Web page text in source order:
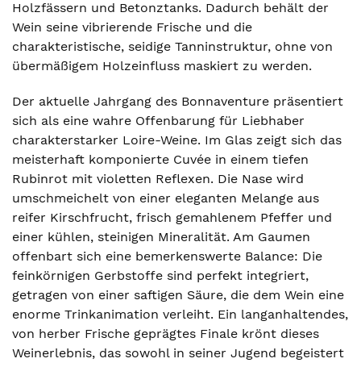
Holzfässern und Betonztanks. Dadurch behält der
Wein seine vibrierende Frische und die
charakteristische, seidige Tanninstruktur, ohne von
übermäßigem Holzeinfluss maskiert zu werden.
Der aktuelle Jahrgang des Bonnaventure präsentiert
sich als eine wahre Offenbarung für Liebhaber
charakterstarker Loire-Weine. Im Glas zeigt sich das
meisterhaft komponierte Cuvée in einem tiefen
Rubinrot mit violetten Reflexen. Die Nase wird
umschmeichelt von einer eleganten Melange aus
reifer Kirschfrucht, frisch gemahlenem Pfeffer und
einer kühlen, steinigen Mineralität. Am Gaumen
offenbart sich eine bemerkenswerte Balance: Die
feinkörnigen Gerbstoffe sind perfekt integriert,
getragen von einer saftigen Säure, die dem Wein eine
enorme Trinkanimation verleiht. Ein langanhaltendes,
von herber Frische geprägtes Finale krönt dieses
Weinerlebnis, das sowohl in seiner Jugend begeistert